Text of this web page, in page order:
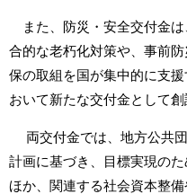
また、防災・安全交付金
合的な老朽化対策や、事前
保の取組を国が集中的に支
おいて新たな交付金として創
両交付金では、地方公共
計画に基づき、目標実現の
ほか、関連する社会資本整